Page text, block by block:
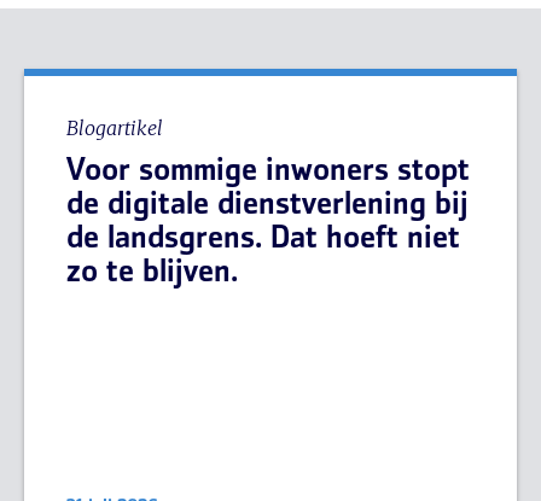
Blogartikel
Voor sommige inwoners stopt
de digitale dienstverlening bij
de landsgrens. Dat hoeft niet
zo te blijven.